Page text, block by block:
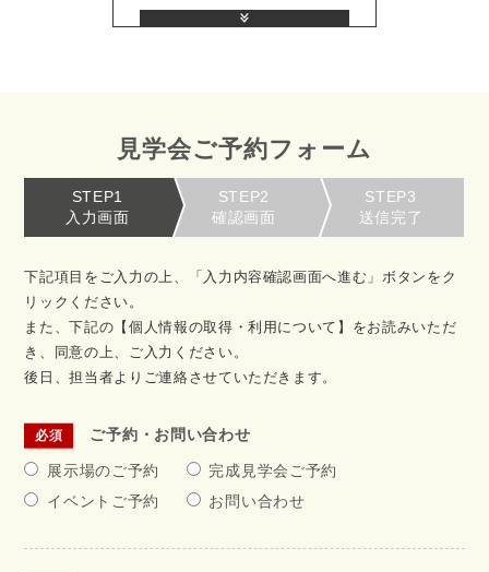
見学会ご予約フォーム
STEP1
入力画面
STEP2
確認画面
STEP3
送信完了
下記項目をご入力の上、「入力内容確認画面へ進む」ボタンをク
リックください。
また、下記の【個人情報の取得・利用について】をお読みいただ
き、同意の上、ご入力ください。
後日、担当者よりご連絡させていただきます。
ご予約・お問い合わせ
展示場のご予約
完成見学会ご予約
イベントご予約
お問い合わせ